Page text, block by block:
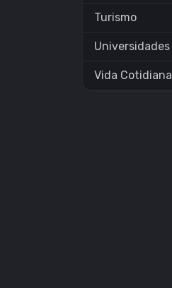
Turismo
Universidades
Vida Cotidiana